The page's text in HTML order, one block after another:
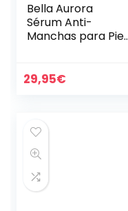
Bella Aurora
Sérum Anti-
Manchas para Piel
Despigmentante |
29,95€